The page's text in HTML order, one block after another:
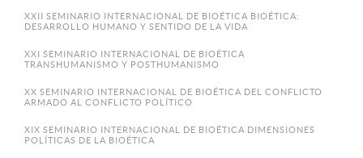
XXII SEMINARIO INTERNACIONAL DE BIOÉTICA BIOÉTICA:
DESARROLLO HUMANO Y SENTIDO DE LA VIDA
XXI SEMINARIO INTERNACIONAL DE BIOÉTICA
TRANSHUMANISMO Y POSTHUMANISMO
XX SEMINARIO INTERNACIONAL DE BIOÉTICA DEL CONFLICTO
ARMADO AL CONFLICTO POLÍTICO
XIX SEMINARIO INTERNACIONAL DE BIOÉTICA DIMENSIONES
POLÍTICAS DE LA BIOÉTICA